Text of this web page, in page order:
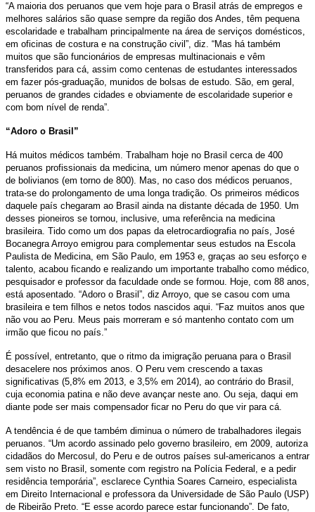
“A maioria dos peruanos que vem hoje para o Brasil atrás de empregos e
melhores salários são quase sempre da região dos Andes, têm pequena
escolaridade e trabalham principalmente na área de serviços domésticos,
em oficinas de costura e na construção civil”, diz. “Mas há também
muitos que são funcionários de empresas multinacionais e vêm
transferidos para cá, assim como centenas de estudantes interessados
em fazer pós-graduação, munidos de bolsas de estudo. São, em geral,
peruanos de grandes cidades e obviamente de escolaridade superior e
com bom nível de renda”.
“Adoro o Brasil”
Há muitos médicos também. Trabalham hoje no Brasil cerca de 400
peruanos profissionais da medicina, um número menor apenas do que o
de bolivianos (em torno de 800). Mas, no caso dos médicos peruanos,
trata-se do prolongamento de uma longa tradição. Os primeiros médicos
daquele país chegaram ao Brasil ainda na distante década de 1950. Um
desses pioneiros se tornou, inclusive, uma referência na medicina
brasileira. Tido como um dos papas da eletrocardiografia no país, José
Bocanegra Arroyo emigrou para complementar seus estudos na Escola
Paulista de Medicina, em São Paulo, em 1953 e, graças ao seu esforço e
talento, acabou ficando e realizando um importante trabalho como médico,
pesquisador e professor da faculdade onde se formou. Hoje, com 88 anos,
está aposentado. “Adoro o Brasil”, diz Arroyo, que se casou com uma
brasileira e tem filhos e netos todos nascidos aqui. “Faz muitos anos que
não vou ao Peru. Meus pais morreram e só mantenho contato com um
irmão que ficou no país.”
É possível, entretanto, que o ritmo da imigração peruana para o Brasil
desacelere nos próximos anos. O Peru vem crescendo a taxas
significativas (5,8% em 2013, e 3,5% em 2014), ao contrário do Brasil,
cuja economia patina e não deve avançar neste ano. Ou seja, daqui em
diante pode ser mais compensador ficar no Peru do que vir para cá.
A tendência é de que também diminua o número de trabalhadores ilegais
peruanos. “Um acordo assinado pelo governo brasileiro, em 2009, autoriza
cidadãos do Mercosul, do Peru e de outros países sul-americanos a entrar
sem visto no Brasil, somente com registro na Polícia Federal, e a pedir
residência temporária”, esclarece Cynthia Soares Carneiro, especialista
em Direito Internacional e professora da Universidade de São Paulo (USP)
de Ribeirão Preto. “E esse acordo parece estar funcionando”. De fato,